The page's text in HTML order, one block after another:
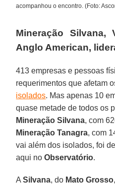
acompanhou o encontro. (Foto:
Mineração Silvana,
Anglo American,
413 empresas e pessoas
requerimentos que afetam
isolados. Mas apenas 10
quase metade de todos os
Mineração Silvana, com
Mineração Tanagra, com
vai além dos isolados, foi
aqui noObservatório.
ASilvana, do Mato Grosso